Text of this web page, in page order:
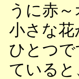
うに赤
小さな
ひとつ
ている